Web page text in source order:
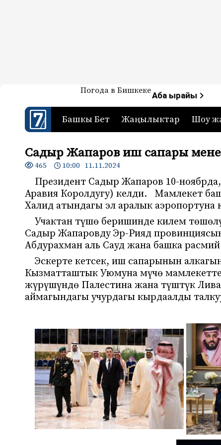
7-канал. Жаңылыктар
Жаңылыктар — Кыргызстан
Погода в БишкекеАба ырайы
Башкы Бет Жаңылыктар Шоу
Садыр Жапаров иш сапары
465 10:00 11.11.2024
Президент Садыр Жапаров 10-
Аравия Королдугу) келди. Мамлекет
Халид атындагы эл аралык аэропортуна
Учактан түшө беришинде килем
Садыр Жапаровду Эр-Рияд
Абдурахман аль Сауд жана башка
Эскерте кетсек, иш сапарынын
Кызматташтык Уюмуна мүчө
жүрүшүндө Палестина жана түштүк
аймагындагы учурдагы кырдаалды